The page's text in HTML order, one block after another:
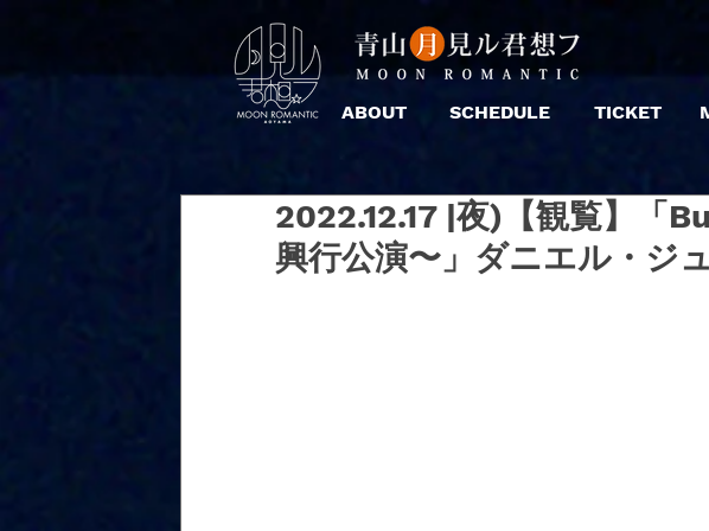
ABOUT SCHEDULE TICKET
2022.12.17 |夜)【観覧】「
興行公演〜」ダニエル・ジ